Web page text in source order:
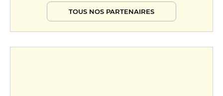
TOUS NOS PARTENAIRES